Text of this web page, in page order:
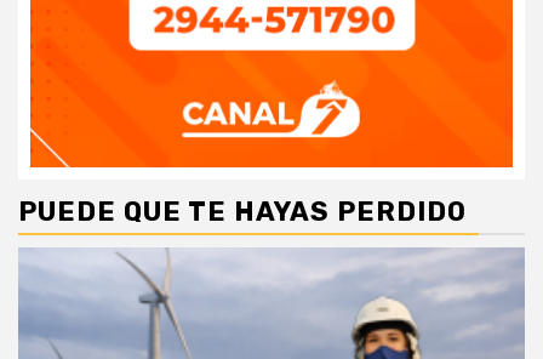
PUEDE QUE TE HAYAS PERDIDO